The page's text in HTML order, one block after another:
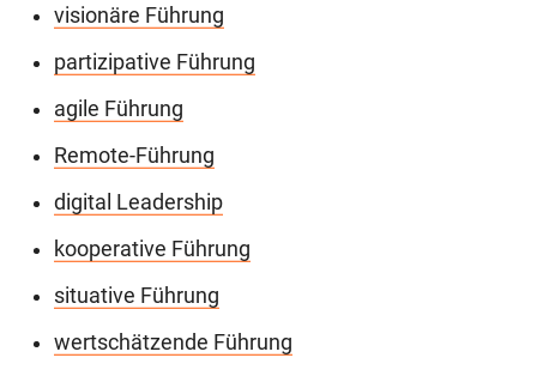
visionäre Führung
partizipative Führung
agile Führung
Remote-Führung
digital Leadership
kooperative Führung
situative Führung
wertschätzende Führung